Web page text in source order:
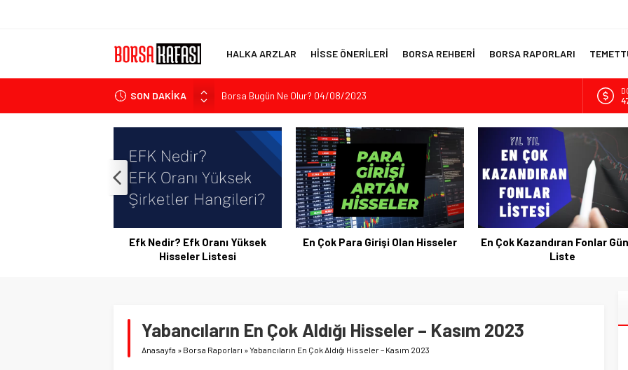
HALKA ARZLAR HİSSE ÖNERİLERİ BORSA REHBERİ BORSA RAPORLARI
SON DAKİKA
Borsa Bugün Ne Olur? 04/08/2023
Kayseri Şeker Fabrika İnşaatının Temelini Atıyor
Haftanın En Çok Kazandıran Yatırım Aracı
Bitcoin Halving Sonrası Kripto Para Piyasası
2027 Borsa Yatırımları: Akıllı Portföy Stratejileri
Efk Nedir? Efk Oranı Yüksek
Hisseler Listesi
En Çok Para Girişi Olan Hisseler
En Çok Kazandıran Fonlar
Liste
Yabancıların En Çok Aldığı Hisseler – Kasım 2023
Anasayfa » Borsa Raporları »Yabancıların En Çok Aldığı Hisseler – Kasım 2023